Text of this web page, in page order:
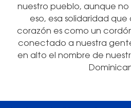
nuestro pueblo, aunque no
eso, esa solidaridad que
corazón es como un
conectado a nuestra
en alto el nombre de